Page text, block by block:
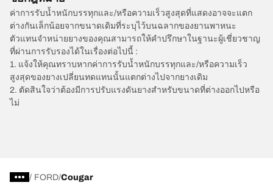
ค่าการรับน้ำหนักบรรทุกและ/หรือความเร็วสูงสุดที่แสดงอาจจะแตก
ต่างกันเล็กน้อยจากขนาดเดิมที่ระบุไว้บนฉลากของยานพาหนะ
ตัวแทนจำหน่ายยางของคุณสามารถให้คำปรึกษาในฐานะผู้เชี่ยวชาญ
ที่ผ่านการรับรองได้ในเรื่องต่อไปนี้ :
1. แจ้งให้คุณทราบหากค่าการรับน้ำหนักบรรทุกและ/หรือความเร็ว
สูงสุดของยางเปลี่ยนทดแทนนั้นแตกต่างไปจากยางเดิม
2. ตัดสินใจว่าต้องมีการปรับแรงดันยางสำหรับขนาดที่ต่างออกไปหรือ
ไม่
/ FORD Cougar